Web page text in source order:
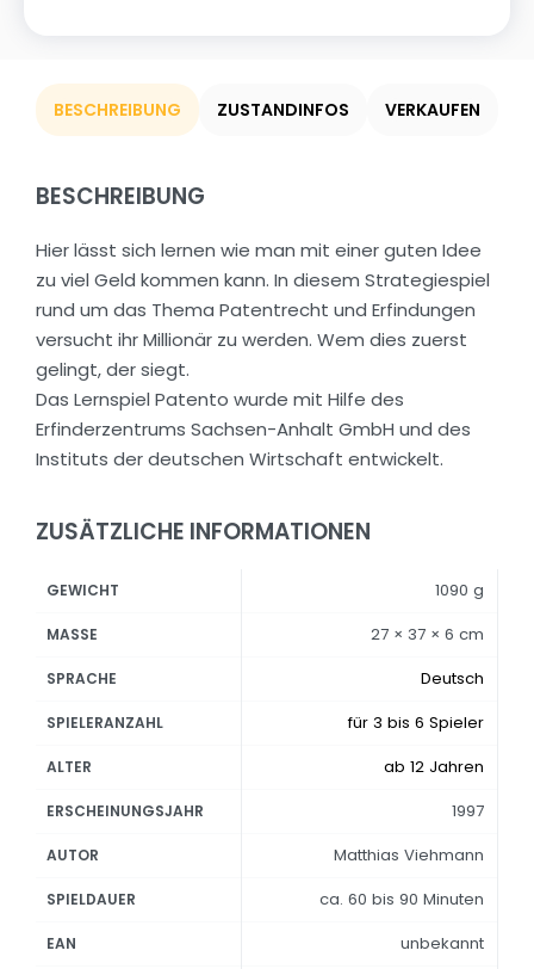
BESCHREIBUNG ZUSTANDINFOS VERKAUFEN
BESCHREIBUNG
Hier lässt sich lernen wie man mit einer guten Idee
zu viel Geld kommen kann. In diesem Strategiespiel
rund um das Thema Patentrecht und Erfindungen
versucht ihr Millionär zu werden. Wem dies zuerst
gelingt, der siegt.
Das Lernspiel Patento wurde mit Hilfe des
Erfinderzentrums Sachsen-Anhalt GmbH und des
Instituts der deutschen Wirtschaft entwickelt.
ZUSÄTZLICHE INFORMATIONEN
GEWICHT 1090 g
MASSE 27 × 37 × 6 cm
SPRACHE Deutsch
SPIELERANZAHL für 3 bis 6 Spieler
ALTER ab 12 Jahren
ERSCHEINUNGSJAHR 1997
AUTOR Matthias Viehmann
SPIELDAUER ca. 60 bis 90 Minuten
EAN unbekannt